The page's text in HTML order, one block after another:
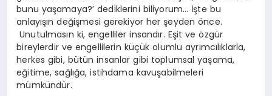
bunu yaşamaya?’ dediklerini biliyorum… İşte bu
anlayışın değişmesi gerekiyor her şeyden önce.
Unutulmasın ki, engelliler insandır. Eşit ve özgür
bireylerdir ve engellilerin küçük olumlu ayrımcılıklarla,
herkes gibi, bütün insanlar gibi toplumsal yaşama,
eğitime, sağlığa, istihdama kavuşabilmeleri
mümkündür.